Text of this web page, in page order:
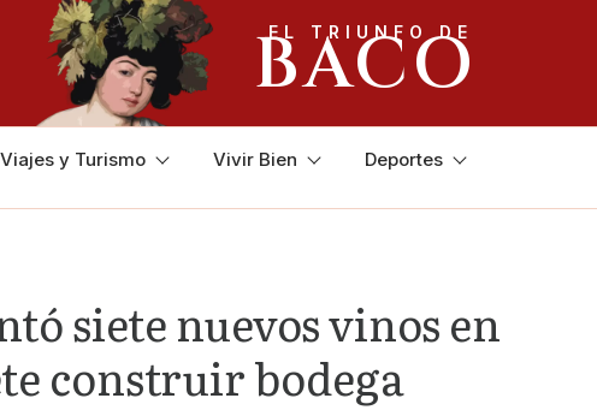
EL TRIUNFO DE
BACO
Viajes y Turismo Vivir Bien Deportes
siete nuevos vinos en
construir bodega